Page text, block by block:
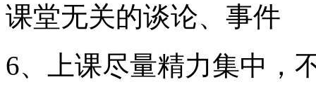
课堂无关的谈论、事件
6、上课尽量精力集中，